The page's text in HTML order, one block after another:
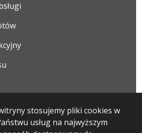
stosujemy pliki cookies w
usług na najwyższym